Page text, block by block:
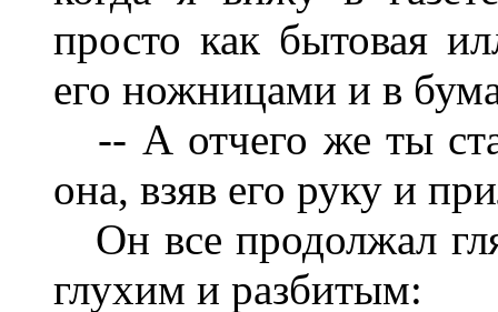
просто как бытовая
его ножницами и в
-- А отчего же ты
она, взяв его руку и
Он все продолжал
глухим и разбитым: